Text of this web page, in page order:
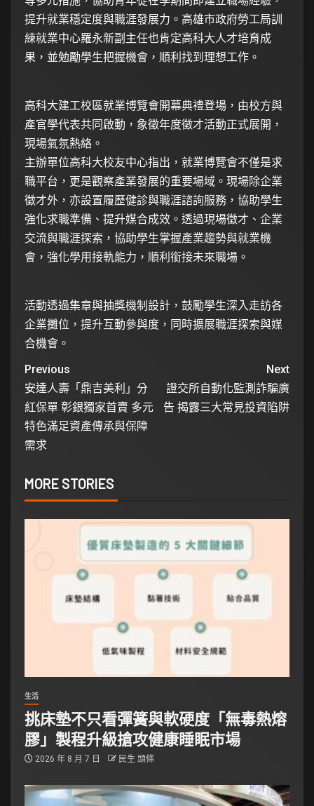
提升就業穩定度與職涯發展力。高雄市政府勞工局訓
練就業中心羅永新副主任也肯定高科大人才培育成
果，並勉勵學生把握機會，順利找到理想工作。
高科大建工校區就業博覽會開幕典禮登場，由校方與
產官學代表共同啟動，象徵年度徵才活動正式展開，
現場氣氛熱絡。
主辦單位高科大校友中心指出，就業博覽會不僅是求
職平台，更是觀察產業發展的重要場域。現場除企業
徵才外，亦設置履歷健診與職涯諮詢服務，協助學生
強化求職準備、提升媒合成效。透過現場徵才、企業
交流與職涯探索，協助學生掌握產業趨勢與就業機
會，強化學用接軌能力，順利銜接未來職場。
活動透過集章與抽獎機制設計，鼓勵學生深入走訪各
企業攤位，提升互動參與度，同時擴展職涯探索與媒
合機會。
Previous
安達人壽「鼎吉美利」分
紅保單 彰銀獨家首賣 多元
特色滿足資產傳承與保障
需求
Next
證交所自動化監測詐騙廣
告 揭露三大常見投資陷阱
MORE STORIES
生活
挑床墊不只看彈簧與軟硬度「無毒熱熔
膠」製程升級搶攻健康睡眠市場
2026 年 8 月 7 日 民生 頭條